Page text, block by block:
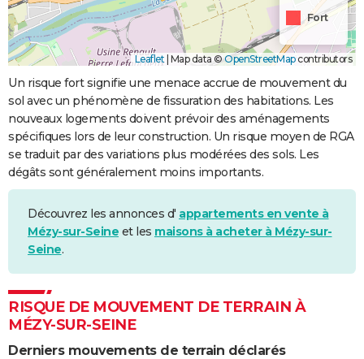
Fort
Leaflet Map data ©OpenStreetMapcontributors
Un risque fort signifie une menace accrue de mouvement du
sol avec un phénomène de fissuration des habitations. Les
nouveaux logements doivent prévoir des aménagements
spécifiques lors de leur construction. Un risque moyen de RGA
se traduit par des variations plus modérées des sols. Les
dégâts sont généralement moins importants.
Découvrez les annonces d' appartements en vente à
Mézy-sur-Seine et les maisons à acheter à Mézy-sur-
Seine.
RISQUE DE MOUVEMENT DE TERRAIN À
MÉZY-SUR-SEINE
Derniers mouvements de terrain déclarés